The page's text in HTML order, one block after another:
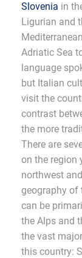
Slovenia in
Ligurian and
Adriatic Sea
language
but Italian
visit the
contrast
the more
There are
on the region
northwest
geography of
can be
the Alps and
the vast
this country: